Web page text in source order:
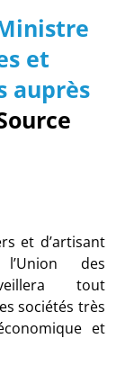
et
auprès
et d’artisant
des
tout
sociétés très
et